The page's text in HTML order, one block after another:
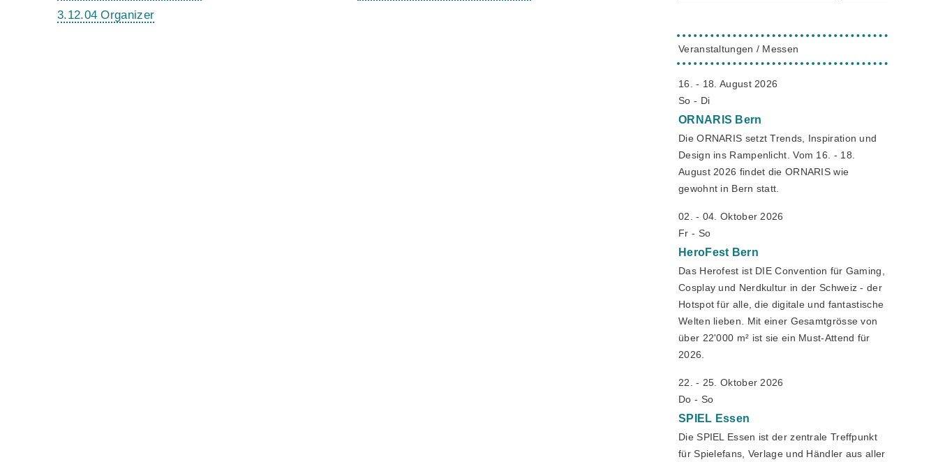
3.12.04 Organizer
Veranstaltungen / Messen
16. - 18. August 2026
So - Di
ORNARIS Bern
Die ORNARIS setzt Trends, Inspiration und
Design ins Rampenlicht. Vom 16. - 18.
August 2026 findet die ORNARIS wie
gewohnt in Bern statt.
02. - 04. Oktober 2026
Fr - So
HeroFest Bern
Das Herofest ist DIE Convention für Gaming,
Cosplay und Nerdkultur in der Schweiz - der
Hotspot für alle, die digitale und fantastische
Welten lieben. Mit einer Gesamtgrösse von
über 22'000 m² ist sie ein Must-Attend für
2026.
22. - 25. Oktober 2026
Do - So
SPIEL Essen
Die SPIEL Essen ist der zentrale Treffpunkt
für Spielefans, Verlage und Händler aus aller